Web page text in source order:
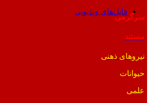
فایل‌های ویدیویی
سرگرمی
مستند
نیروهای ذهنی
حیوانات
علمی